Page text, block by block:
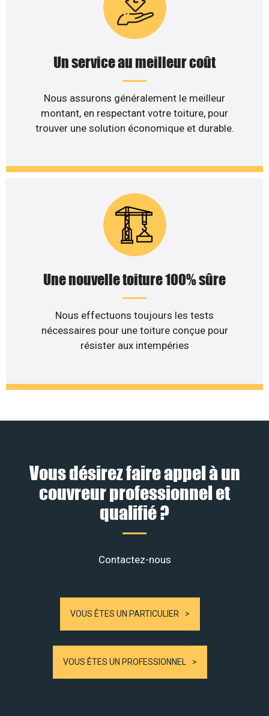
Un service au meilleur coût
Nous assurons généralement le meilleur
montant, en respectant votre toiture, pour
trouver une solution économique et durable.
Une nouvelle toiture 100% sûre
Nous effectuons toujours les tests
nécessaires pour une toiture conçue pour
résister aux intempéries
Vous désirez faire appel à un
couvreur professionnel et
qualifié ?
Contactez-nous
VOUS ÊTES UN PARTICULIER
VOUS ÊTES UN PROFESSIONNEL